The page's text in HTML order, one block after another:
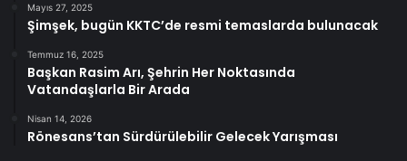
Mayıs 27, 2025
Şimşek, bugün KKTC’de resmi temaslarda bulunacak
Temmuz 16, 2025
Başkan Rasim Arı, Şehrin Her Noktasında
Vatandaşlarla Bir Arada
Nisan 14, 2026
Rönesans’tan Sürdürülebilir Gelecek Yarışması